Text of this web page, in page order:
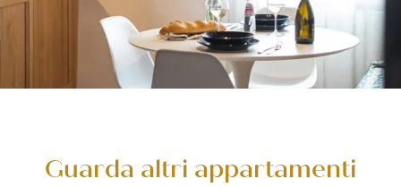
Guarda altri appartamenti